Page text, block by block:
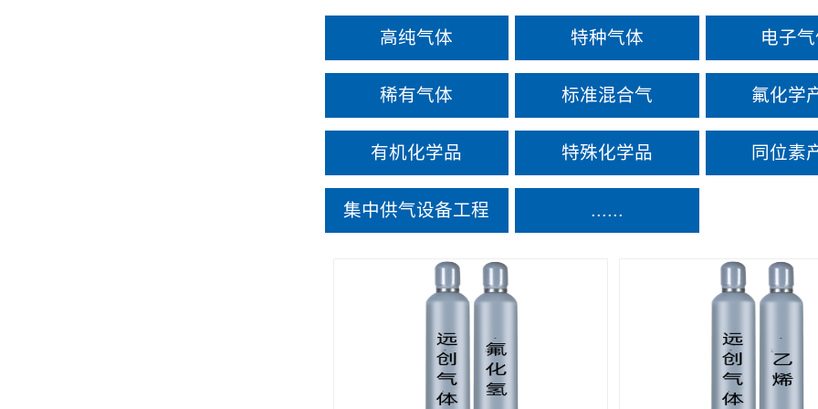
高纯气体 特种气体 电子
稀有气体 标准混合气 氟化学
有机化学品 特殊化学品 同位素
集中供气设备工程 ......